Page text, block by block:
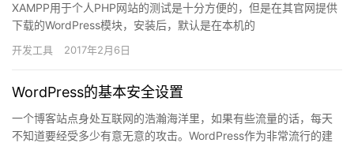
XAMPP用于个人PHP网站的测试是十分方便的，但是在其官网提供
下载的WordPress模块，安装后，默认是在本机的
localhost/wordpress目录下，其中并没有选择UR…
开发工具 2017年2月6日
WordPress的基本安全设置
一个博客站点身处互联网的浩瀚海洋里，如果有些流量的话，每天
不知道要经受多少有意无意的攻击。WordPress作为非常流行的建